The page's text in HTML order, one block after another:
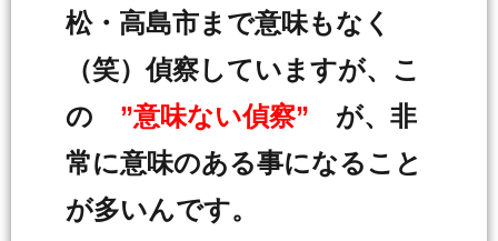
松・高島市まで意味もなく
（笑）偵察していますが、こ
の ”意味ない偵察” が、非
常に意味のある事になること
が多いんです。